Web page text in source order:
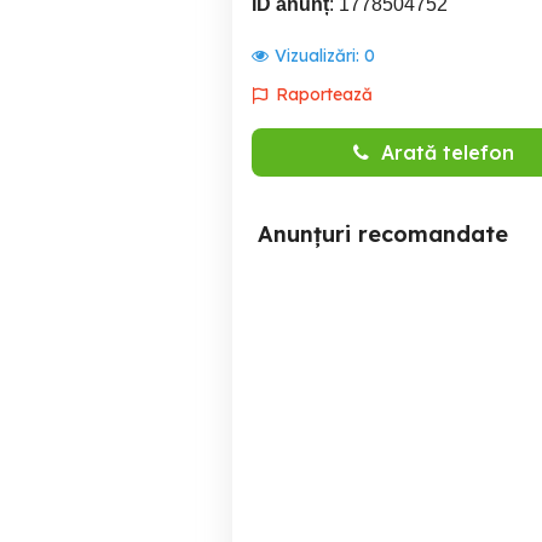
ID anunț: 1778504752
Vizualizări: 0
Raportează
Arată telefon
Anunțuri recomandate